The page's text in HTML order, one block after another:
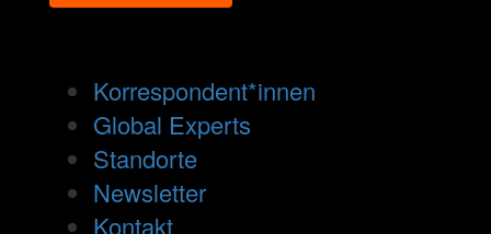
Korrespondent*innen
Global Experts
Standorte
Newsletter
Kontakt